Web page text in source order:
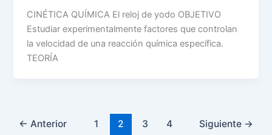
CINÉTICA QUÍMICA El reloj de yodo OBJETIVO
Estudiar experimentalmente factores que controlan
la velocidad de una reacción química específica.
TEORÍA
← Anterior 1 2 3 4 Siguiente →